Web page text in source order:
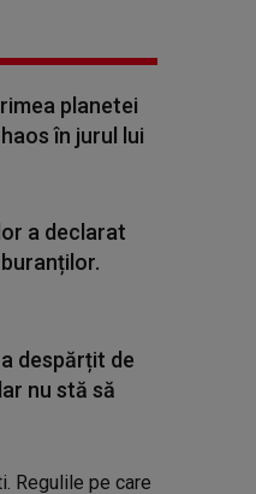
planetei
în jurul lui
a declarat
despărțit de
nu stă să